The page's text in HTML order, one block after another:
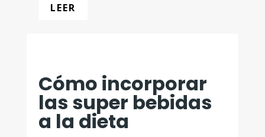
LEER
Cómo incorporar
las super bebidas
a la dieta